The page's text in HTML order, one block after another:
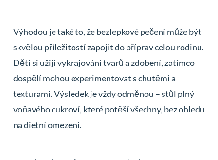
Výhodou je také to, že bezlepkové pečení může být
skvělou příležitostí zapojit do příprav celou rodinu.
Děti si užijí vykrajování tvarů a zdobení, zatímco
dospělí mohou experimentovat s chutěmi a
texturami. Výsledek je vždy odměnou – stůl plný
voňavého cukroví, které potěší všechny, bez ohledu
na dietní omezení.